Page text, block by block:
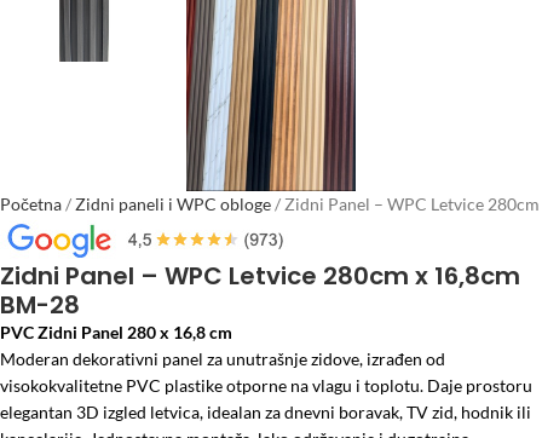
Početna/Zidni paneli i WPC obloge/ Zidni Panel – WPC Letvice 280cm
x 16,8cm BM-28
Zidni Panel – WPC Letvice 280cm x 16,8cm
BM-28
PVC Zidni Panel 280 x 16,8 cm
Moderan dekorativni panel za unutrašnje zidove, izrađen od
visokokvalitetne PVC plastike otporne na vlagu i toplotu. Daje prostoru
elegantan 3D izgled letvica, idealan za dnevni boravak, TV zid, hodnik ili